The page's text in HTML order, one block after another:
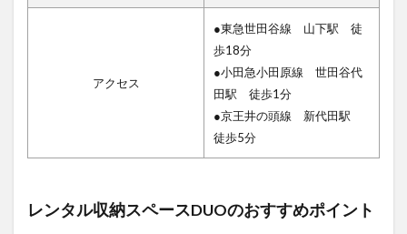
アクセス
●東急世田谷線 山下駅 徒
歩18分
●小田急小田原線 世田谷代
田駅 徒歩1分
●京王井の頭線 新代田駅
徒歩5分
レンタル収納スペースDUOのおすすめポイント